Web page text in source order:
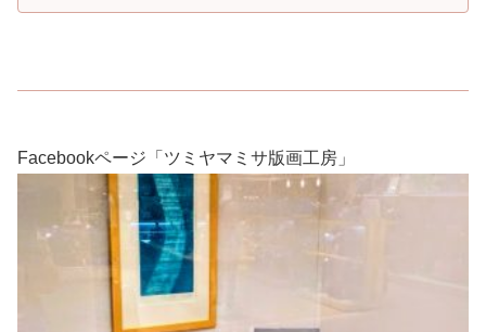
Facebookページ「ツミヤマミサ版画工房」